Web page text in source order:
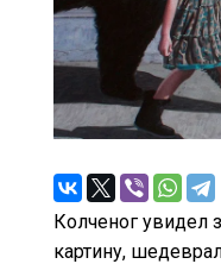
Колченог
картину,